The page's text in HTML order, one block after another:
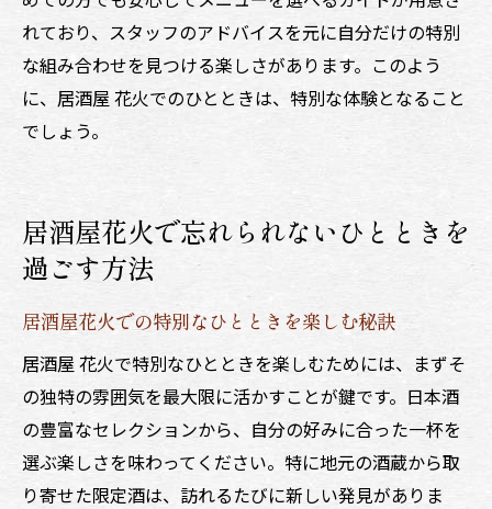
れており、スタッフのアドバイスを元に自分だけの特別
な組み合わせを見つける楽しさがあります。このよう
に、居酒屋 花火でのひとときは、特別な体験となること
でしょう。
居酒屋花火で忘れられないひとときを
過ごす方法
居酒屋花火での特別なひとときを楽しむ秘訣
居酒屋 花火で特別なひとときを楽しむためには、まずそ
の独特の雰囲気を最大限に活かすことが鍵です。日本酒
の豊富なセレクションから、自分の好みに合った一杯を
選ぶ楽しさを味わってください。特に地元の酒蔵から取
り寄せた限定酒は、訪れるたびに新しい発見がありま